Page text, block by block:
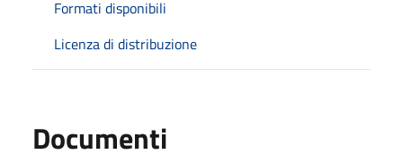
Formati disponibili
Licenza di distribuzione
Documenti